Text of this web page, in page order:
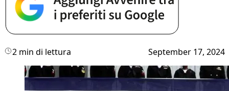
2 min di lettura September 17, 2024